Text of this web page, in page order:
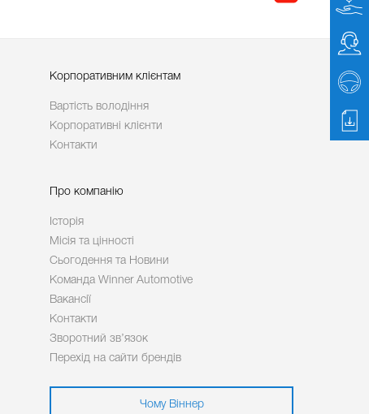
Корпоративним клієнтам
Вартість володіння
Корпоративні клієнти
Контакти
Про компанію
Історія
Місія та цінності
Сьогодення та Новини
Команда Winner Automotive
Вакансії
Контакти
Зворотний зв’язок
Перехід на сайти брендів
Чому Віннер